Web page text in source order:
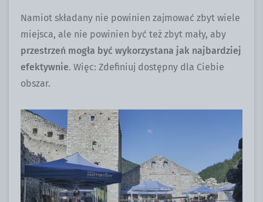
Namiot składany nie powinien zajmować zbyt wiele
miejsca, ale nie powinien być też zbyt mały, aby
przestrzeń mogła być wykorzystana jak najbardziej
efektywnie. Więc: Zdefiniuj dostępny dla Ciebie
obszar.